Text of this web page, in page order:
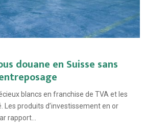
douane en Suisse sans
blancs en franchise de TVA et les
Les produits d’investissement en or
rapport...